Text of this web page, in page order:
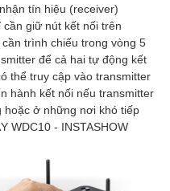
tín hiệu (receiver)
giữ nút kết nối trên
trình chiếu trong vòng 5
để cả hai tự động kết
thể truy cập vào transmitter
hành kết nối nếu transmitter
hoặc ở những nơi khó tiếp
WDC10 - INSTASHOW